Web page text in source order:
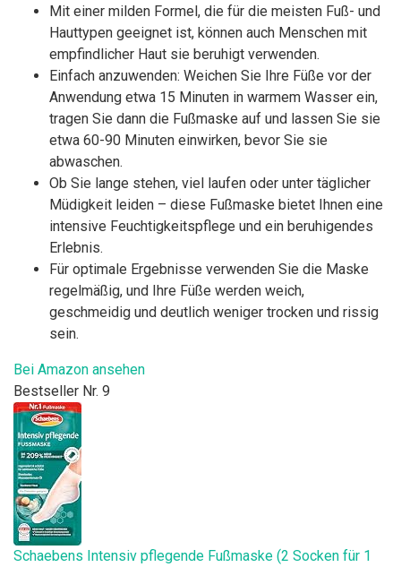
Mit einer milden Formel, die für die meisten Fuß- und
Hauttypen geeignet ist, können auch Menschen mit
empfindlicher Haut sie beruhigt verwenden.
Einfach anzuwenden: Weichen Sie Ihre Füße vor der
Anwendung etwa 15 Minuten in warmem Wasser ein,
tragen Sie dann die Fußmaske auf und lassen Sie sie
etwa 60-90 Minuten einwirken, bevor Sie sie
abwaschen.
Ob Sie lange stehen, viel laufen oder unter täglicher
Müdigkeit leiden – diese Fußmaske bietet Ihnen eine
intensive Feuchtigkeitspflege und ein beruhigendes
Erlebnis.
Für optimale Ergebnisse verwenden Sie die Maske
regelmäßig, und Ihre Füße werden weich,
geschmeidig und deutlich weniger trocken und rissig
sein.
Bei Amazon ansehen
Bestseller Nr. 9
Schaebens Intensiv pflegende Fußmaske (2 Socken für 1